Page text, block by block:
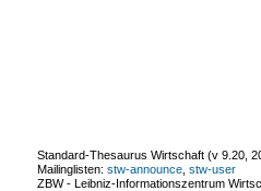
Standard-Thesaurus Wirtschaft (v 9.20
Mailinglisten: stw-announce stw-user
ZBW - Leibniz-Informationszentrum